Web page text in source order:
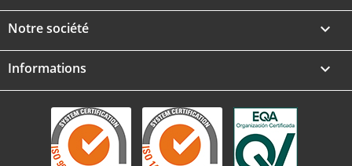
Notre société 
Informations keyboard_arrow_down